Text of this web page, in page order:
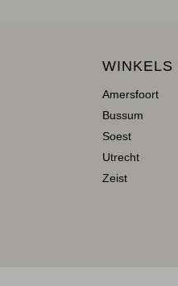
WINKELS
Amersfoort
Bussum
Soest
Utrecht
Zeist